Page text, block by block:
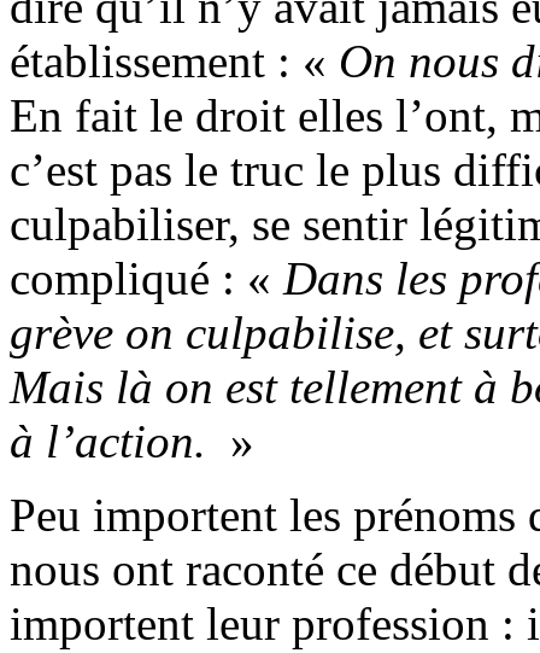
établissement : « On nous
En fait le droit elles l’ont,
c’est pas le truc le plus
culpabiliser, se sentir
compliqué : « Dans les
grève on culpabilise, et
Mais là on est tellement à
à l’action. »
Peu importent les
nous ont raconté ce début
importent leur profession :